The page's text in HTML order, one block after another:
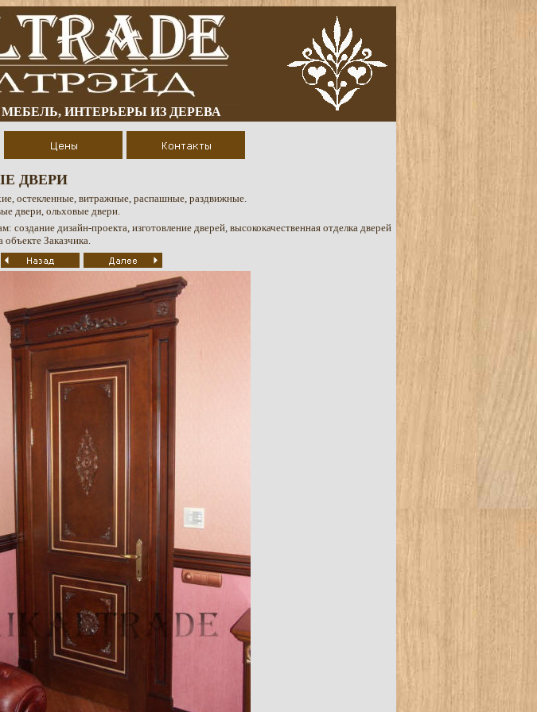
ИНТЕРЬЕРЫ ИЗ ДЕРЕВА
ДВЕРИ
остекленные, витражные, распашные, раздвижные.
двери, ольховые двери.
дизайн-проекта, изготовление дверей, высококачественная отделка дверей
Заказчика.